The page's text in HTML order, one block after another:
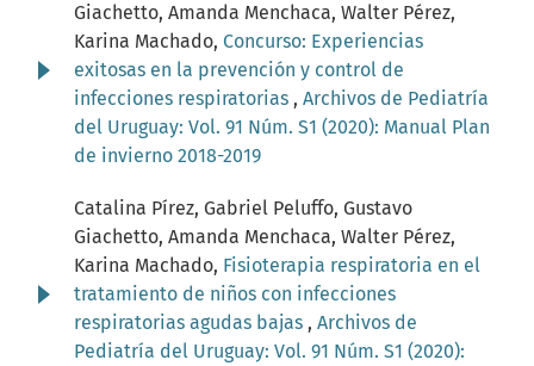
Giachetto, Amanda Menchaca, Walter Pérez,
Karina Machado, Concurso: Experiencias
exitosas en la prevención y control de
infecciones respiratorias , Archivos de Pediatría
del Uruguay: Vol. 91 Núm. S1 (2020): Manual Plan
de invierno 2018-2019
Catalina Pírez, Gabriel Peluffo, Gustavo
Giachetto, Amanda Menchaca, Walter Pérez,
Karina Machado, Fisioterapia respiratoria en el
tratamiento de niños con infecciones
respiratorias agudas bajas , Archivos de
Pediatría del Uruguay: Vol. 91 Núm. S1 (2020):